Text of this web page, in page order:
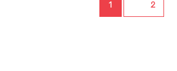
Page
1 Page2